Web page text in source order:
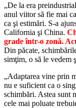
„De la era
anul viitor să fie mai
ca şi estimări. S-a
California şi China.
grade într-o zonă.
Din păcate,
simţim, o să le vedem
„Adaptarea vine prin
nu e suficient ca o
schimbări. Astea sunt
cele mai poluate